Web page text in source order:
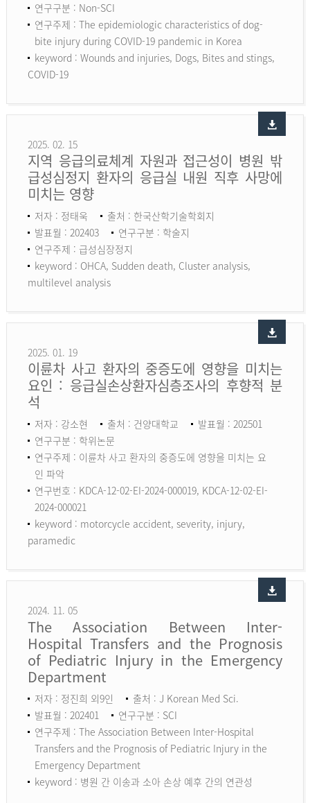
연구구분 : Non-SCI
연구주제 : The epidemiologic characteristics of dog-
bite injury during COVID-19 pandemic in Korea
keyword : Wounds and injuries, Dogs, Bites and stings,
COVID-19
2025. 02. 15
지역 응급의료체계 자원과 접근성이 병원 밖
급성심정지 환자의 응급실 내원 직후 사망에
미치는 영향
저자 : 정태욱
출처 : 한국산학기술학회지
발표월 : 202403
연구구분 : 학술지
연구주제 : 급성심장정지
keyword : OHCA, Sudden death, Cluster analysis,
multilevel analysis
2025. 01. 19
이륜차 사고 환자의 중증도에 영향을 미치는
요인 : 응급실손상환자심층조사의 후향적 분
석
저자 : 강소현 출처 : 건양대학교
발표월 : 202501
연구구분 : 학위논문
연구주제 : 이륜차 사고 환자의 중증도에 영향을 미치는 요
인 파악
연구번호 : KDCA-12-02-EI-2024-000019, KDCA-12-02-EI-
2024-000021
keyword : motorcycle accident, severity, injury,
paramedic
2024. 11. 05
The Association Between Inter-
Hospital Transfers and the Prognosis
of Pediatric Injury in the Emergency
Department
저자 : 정진희 외9인
출처 : J Korean Med Sci.
발표월 : 202401
연구구분 : SCI
연구주제 : The Association Between Inter-Hospital
Transfers and the Prognosis of Pediatric Injury in the
Emergency Department
keyword : 병원 간 이송과 소아 손상 예후 간의 연관성